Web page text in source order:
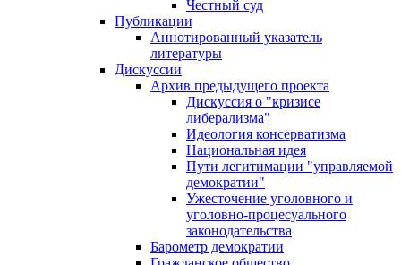
Честный суд
Публикации
Аннотированный указатель
литературы
Дискуссии
Архив предыдущего проекта
Дискуссия о "кризисе
либерализма"
Идеология консерватизма
Национальная идея
Пути легитимации "управляемой
демократии"
Ужесточение уголовного и
уголовно-процесуального
законодательства
Барометр демократии